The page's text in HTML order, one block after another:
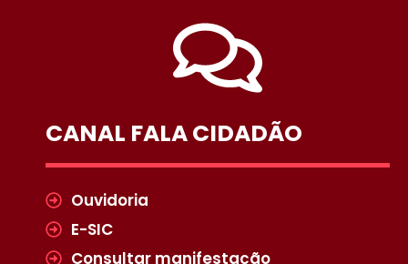
CANAL FALA CIDADÃO
Ouvidoria
E-SIC
Consultar manifestação